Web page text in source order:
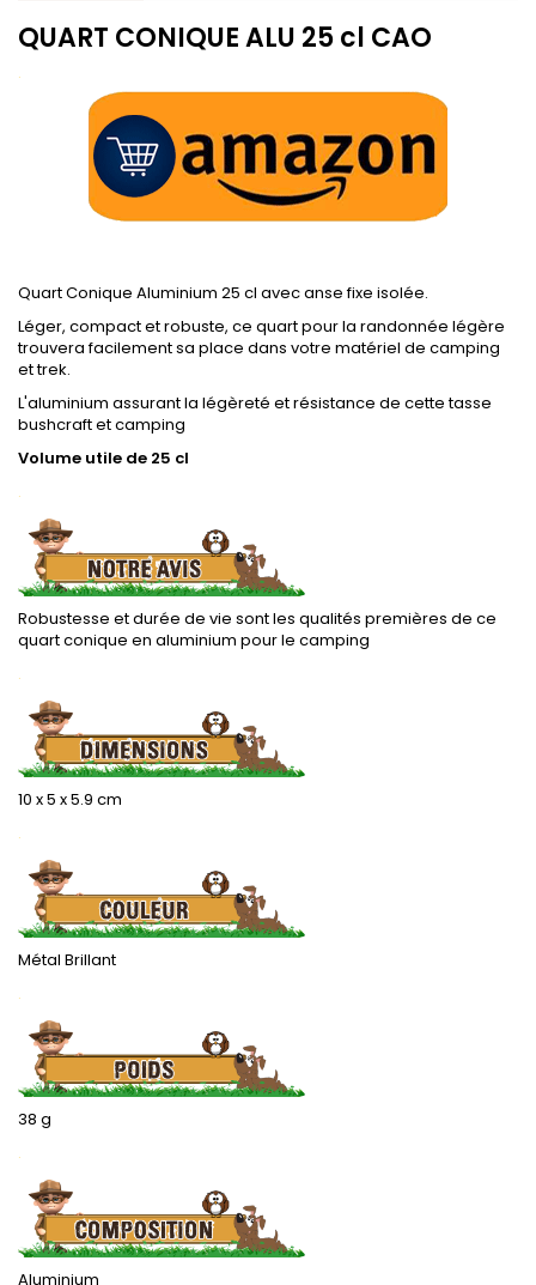
QUART CONIQUE ALU 25 cl CAO
.
Quart Conique Aluminium 25 cl avec anse fixe isolée.
Léger, compact et robuste, ce quart pour la randonnée légère
trouvera facilement sa place dans votre matériel de camping
et trek.
L'aluminium assurant la légèreté et résistance de cette tasse
bushcraft et camping
Volume utile de 25 cl
.
Robustesse et durée de vie sont les qualités premières de ce
quart conique en aluminium pour le camping
.
10 x 5 x 5.9 cm
.
Métal Brillant
.
38 g
.
Aluminium